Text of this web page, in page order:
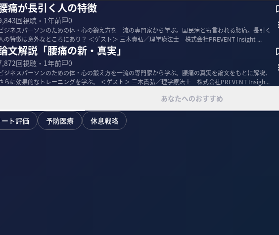
痛が長引く人の特徴
回視聴・ 1年前 0
ジネスパーソンのための体・心の鍛え方を一流の専門家から学ぶ。国民病とも言われる腰痛。長引く
人の特徴は意外なところにあり？ ＜ゲスト＞ 三木貴弘／理学療法士 株式会社PREVENT Insight ...
文解説「腰痛の新・真実」
回視聴・ 1年前 0
ジネスパーソンのための体・心の鍛え方を一流の専門家から学ぶ。腰痛の真実を論文をもとに解説、
さらに効果的なトレーニングを学ぶ。 ＜ゲスト＞ 三木貴弘／理学療法士 株式会社PREVENT Insigh...
あなたへのおすすめ
ト評価 予防医療 休息戦略